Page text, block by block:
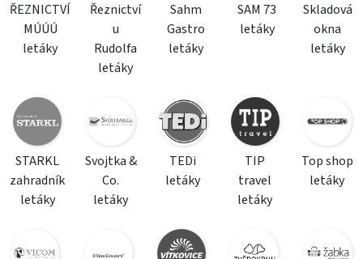
ŘEZNICTVÍ
MÚÚÚ
letáky
Řeznictví
u
Rudolfa
letáky
Sahm
Gastro
letáky
SAM 73
letáky
Skladová
okna
letáky
STARKL
zahradník
letáky
Svojtka &
Co.
letáky
TEDi
letáky
TIP
travel
letáky
Top shop
letáky